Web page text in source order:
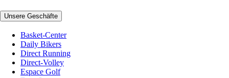
Unsere Geschäfte
Basket-Center
Daily Bikers
Direct Running
Direct-Volley
Espace Golf